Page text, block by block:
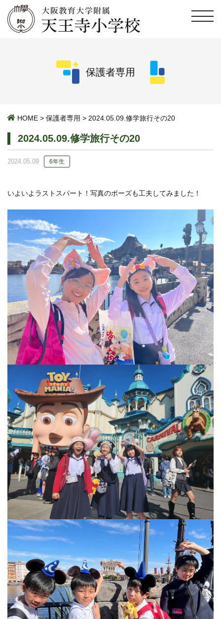
保護者専用
HOME > 保護者専用 > 2024.05.09.修学旅行その20
2024.05.09.修学旅行その20
2024.05.09 6年生
いよいよラストスパート！写真のポーズも工夫してみました！